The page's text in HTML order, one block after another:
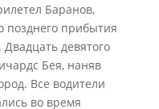
Баранов,
позднего прибытия
девятого
Бея, наняв
Все водители
во время